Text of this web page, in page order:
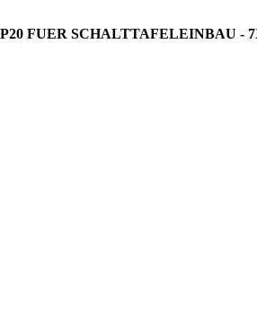
FUER SCHALTTAFELEINBAU -